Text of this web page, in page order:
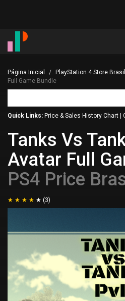
Página Inicial PlayStation 4 Store Brasil
Full Game Bundle
Quick Links: Price & Sales History Chart
Tanks Vs
Avatar Full
PS4 Price
(3)